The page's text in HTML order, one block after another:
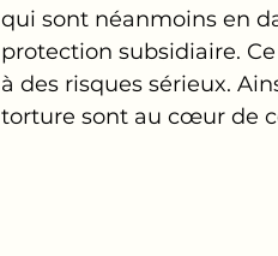
qui sont néanmoins en
protection subsidiaire.
à des risques sérieux.
torture sont au cœur de